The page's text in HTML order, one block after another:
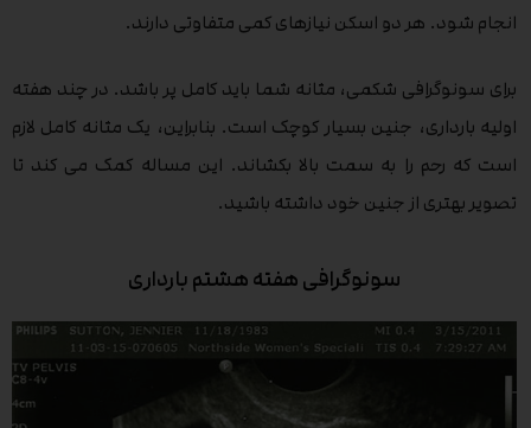
انجام شود. هر دو اسکن نیازهای کمی متفاوتی دارند.
برای سونوگرافی شکمی، مثانه شما باید کامل پر باشد. در چند هفته
اولیه بارداری، جنین بسیار کوچک است. بنابراین، یک مثانه کامل لازم
است که رحم را به سمت بالا بکشاند. این مساله کمک می کند تا
تصویر بهتری از جنین خود داشته باشید.
سونوگرافی هفته هشتم بارداری